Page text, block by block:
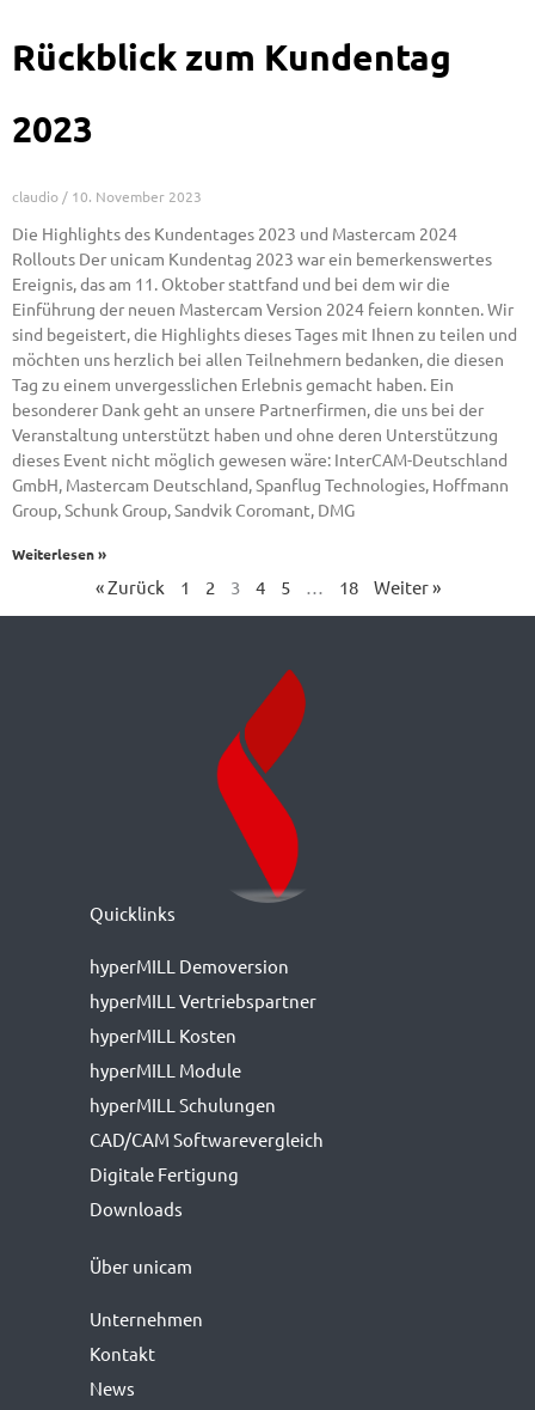
Rückblick zum Kundentag
2023
claudio 10. November 2023
Die Highlights des Kundentages 2023 und Mastercam 2024
Rollouts Der unicam Kundentag 2023 war ein bemerkenswertes
Ereignis, das am 11. Oktober stattfand und bei dem wir die
Einführung der neuen Mastercam Version 2024 feiern konnten. Wir
sind begeistert, die Highlights dieses Tages mit Ihnen zu teilen und
möchten uns herzlich bei allen Teilnehmern bedanken, die diesen
Tag zu einem unvergesslichen Erlebnis gemacht haben. Ein
besonderer Dank geht an unsere Partnerfirmen, die uns bei der
Veranstaltung unterstützt haben und ohne deren Unterstützung
dieses Event nicht möglich gewesen wäre: InterCAM-Deutschland
GmbH, Mastercam Deutschland, Spanflug Technologies, Hoffmann
Group, Schunk Group, Sandvik Coromant, DMG
Weiterlesen »
« Zurück 1 2 3 4 5 18 Weiter »
Quicklinks
hyperMILL Demoversion
hyperMILL Vertriebspartner
hyperMILL Kosten
hyperMILL Module
hyperMILL Schulungen
CAD/CAM Softwarevergleich
Digitale Fertigung
Downloads
Über unicam
Unternehmen
Kontakt
News